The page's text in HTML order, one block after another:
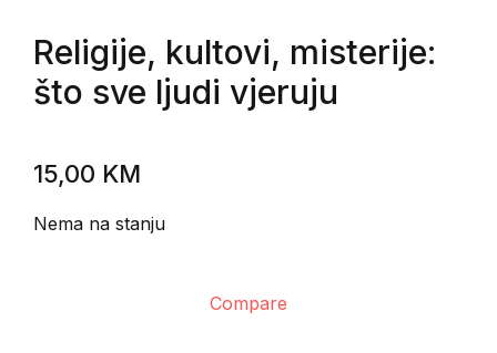
Religije, kultovi, misterije:
što sve ljudi vjeruju
15,00 KM
Nema na stanju
Compare